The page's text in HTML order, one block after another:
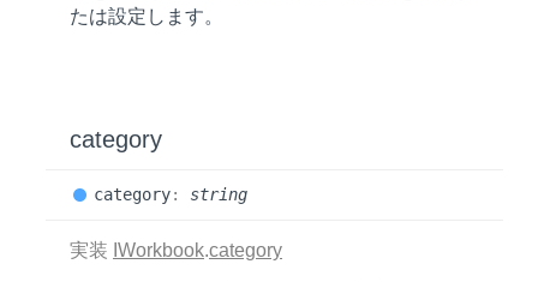
たは設定します。
category
category: string
実装 IWorkbook.category